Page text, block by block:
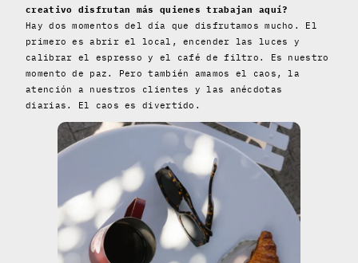
creativo disfrutan más quienes trabajan aquí?
Hay dos momentos del día que disfrutamos mucho. El
primero es abrir el local, encender las luces y
calibrar el espresso y el café de filtro. Es nuestro
momento de paz. Pero también amamos el caos, la
atención a nuestros clientes y las anécdotas
diarias. El caos es divertido.